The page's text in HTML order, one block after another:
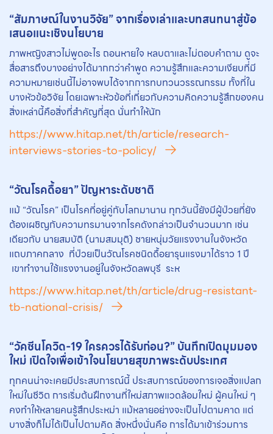
“สัมภาษณ์ในงานวิจัย” จากเรื่องเล่าและบทสนทนาสู่ข้อ
เสนอแนะเชิงนโยบาย
ภาพหญิงสาวไม่พูดอะไร ถอนหายใจ หลบตาและไม่ตอบคำถาม ดูจะ
สื่อสารถึงบางอย่างได้มากกว่าคำพูด ความรู้สึกและความเงียบที่มี
ความหมายเช่นนี้ไม่อาจพบได้จากการทบทวนวรรณกรรม ทั้งที่ใน
บางหัวข้อวิจัย โดยเฉพาะหัวข้อที่เกี่ยวกับความคิดความรู้สึกของคน
สิ่งเหล่านี้คือสิ่งที่สำคัญที่สุด นั่นทำให้นัก
https://www.hitap.net/th/article/research-
interviews-stories-to-policy/
“วัณโรคดื้อยา” ปัญหาระดับชาติ
แม้ “วัณโรค” เป็นโรคที่อยู่คู่กับโลกมานาน ทุกวันนี้ยังมีผู้ป่วยที่ยัง
ต้องเผชิญกับความทรมานจากโรคดังกล่าวเป็นจำนวนมาก เช่น
เดียวกับ นายสมบัติ (นามสมมุติ) ชายหนุ่มวัยแรงงานในจังหวัด
แถบภาคกลาง ที่ป่วยเป็นวัณโรคชนิดดื้อยารุนแรงมาได้ราว 1 ปี
เขาทำงานใช้แรงงานอยู่ในจังหวัดลพบุรี ระห
https://www.hitap.net/th/article/drug-resistant-
tb-national-crisis/
“วัคซีนโควิด-19 ใครควรได้รับก่อน?” บันทึกเปิดมุมมอง
ใหม่ เปิดใจเพื่อเข้าใจนโยบายสุขภาพระดับประเทศ
ทุกคนน่าจะเคยมีประสบการณ์นี้ ประสบการณ์ของการเจอสิ่งแปลก
ใหม่ในชีวิต การเริ่มต้นฝึกงานที่ใหม่สภาพแวดล้อมใหม่ ผู้คนใหม่ ๆ
คงทำให้หลายคนรู้สึกประหม่า แม้หลายอย่างจะเป็นไปตามคาด แต่
บางสิ่งก็ไม่ได้เป็นไปตามคิด สิ่งหนึ่งนั่นคือ การได้มาเข้าร่วมการ